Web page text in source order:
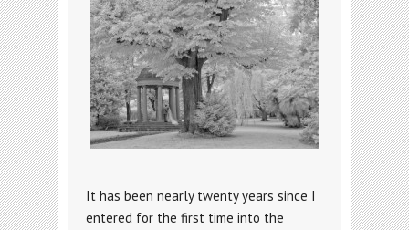
It has been nearly twenty years since I
entered for the first time into the